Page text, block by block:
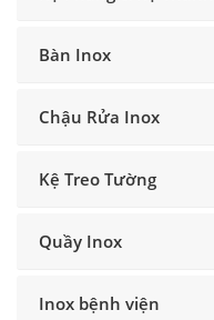
Bàn Inox
Chậu Rửa Inox
Kệ Treo Tường
Quầy Inox
Inox bệnh viện